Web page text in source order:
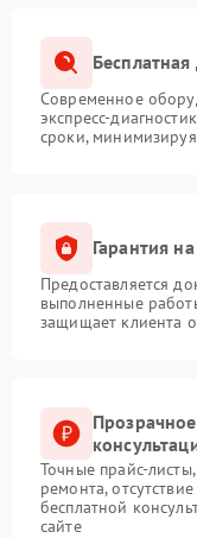
Современное
экспресс-
сроки,
Гарантия
Предоставляется
выполненные
защищает клиента
Точные прайс-
ремонта,
бесплатной
сайте